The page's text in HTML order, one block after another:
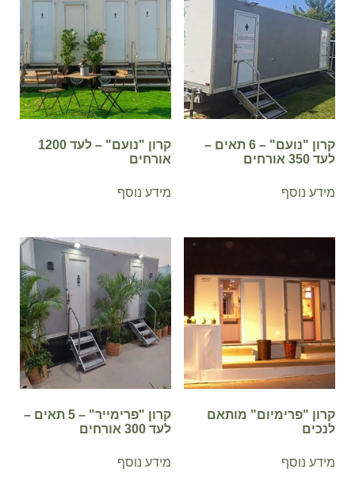
קרון "נועם" – 6 תאים –
לעד 350 אורחים
מידע נוסף
קרון "נועם" – לעד 1200
אורחים
מידע נוסף
קרון "פרימיום" מותאם
לנכים
מידע נוסף
קרון "פרימייר" – 5 תאים –
לעד 300 אורחים
מידע נוסף